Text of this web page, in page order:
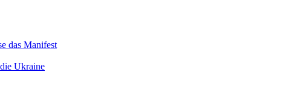
das Manifest
Ukraine